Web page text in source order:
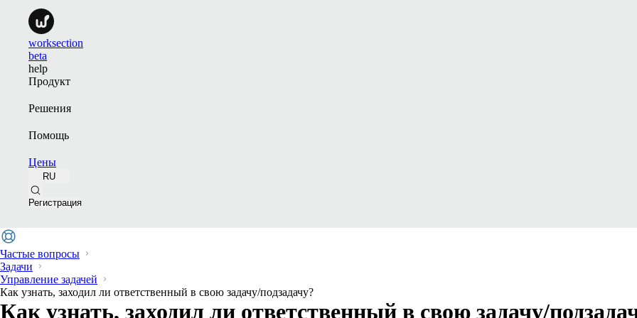
worksection
beta
help
Продукт
Решения
Помощь
Цены
RU
Регистрация
Частые вопросы
Задачи
Управление задачей
Как узнать, заходил ли ответственный в свою задачу/подзадачу?
Как узнать, заходил ли ответственный в свою задачу/